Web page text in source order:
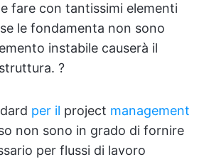
fare con tantissimi elementi
le fondamenta non sono
instabile causerà il
?
per il project management
non sono in grado di fornire
per flussi di lavoro